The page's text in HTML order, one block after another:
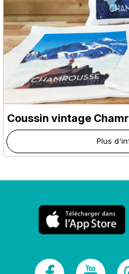
Coussin vintage
Plus